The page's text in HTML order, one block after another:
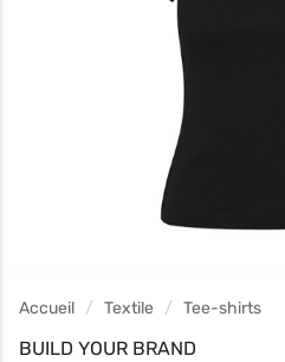
Accueil Textile Tee-shirts
BUILD YOUR BRAND